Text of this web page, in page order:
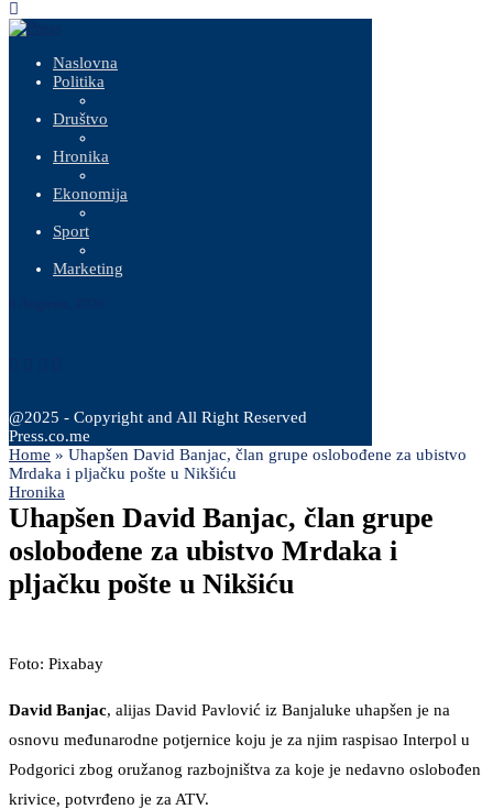
Naslovna
Politika
Društvo
Hronika
Ekonomija
Sport
Marketing
@2025 - Copyright and All Right Reserved
Press.co.me
Home » Uhapšen David Banjac, član grupe oslobođene za ubistvo
Mrdaka i pljačku pošte u Nikšiću
Hronika
Uhapšen David Banjac, član grupe
oslobođene za ubistvo Mrdaka i
pljačku pošte u Nikšiću
Foto: Pixabay
David Banjac, alijas David Pavlović iz Banjaluke uhapšen je na
osnovu međunarodne potjernice koju je za njim raspisao Interpol u
Podgorici zbog oružanog razbojništva za koje je nedavno oslobođen
krivice, potvrđeno je za ATV.